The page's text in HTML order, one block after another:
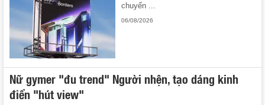
chuyến ...
06/08/2026
Nữ gymer "đu trend" Người nhện, tạo dáng kinh
điển "hút view"